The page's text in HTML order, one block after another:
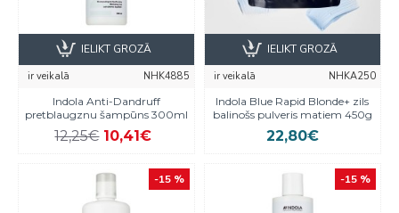
ir veikalā
NHK4885
Indola Anti-Dandruff
pretblaugznu šampūns 300ml
12,25€ 10,41€
IELIKT GROZĀ
ir veikalā
NHKA250
Indola Blue Rapid Blonde+ zils
balinošs pulveris matiem 450g
22,80€
IELIKT GROZĀ
-15 % -15 %